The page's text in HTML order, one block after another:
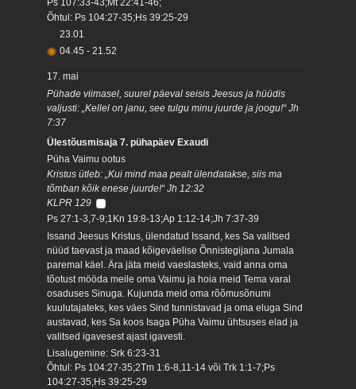
Ps 107:33-43;Mt 22:41-46;
Õhtul: Ps 104:27-35;Hs 39:25-29
23.01
04.45 - 21.52
17. mai
Pühade viimasel, suurel päeval seisis Jeesus ja hüüdis
valjusti: „Kellel on janu, see tulgu minu juurde ja joogu!“ Jh
7:37
Ülestõusmisaja 7. pühapäev Exaudi
Püha Vaimu ootus
Kristus ütleb: „Kui mind maa pealt ülendatakse, siis ma
tõmban kõik enese juurde!“ Jh 12:32
KLPR 129
Ps 27:1-3,7-9;1Kn 19:8-13;Ap 1:12-14;Jh 7:37-39
Issand Jeesus Kristus, ülendatud Issand, kes Sa valitsed
nüüd taevast ja maad kõigeväelise Õnnistegijana Jumala
paremal käel. Ära jäta meid vaeslasteks, vaid anna oma
tõotust mööda meile oma Vaimu ja hoia meid Tema varal
osaduses Sinuga. Kujunda meid oma rõõmusõnumi
kuulutajateks, kes väes Sind tunnistavad ja oma eluga Sind
austavad, kes Sa koos Isaga Püha Vaimu ühtsuses elad ja
valitsed igavesest ajast igavesti.
Lisalugemine: Srk 6:23-31
Õhtul: Ps 104:27-35;2Tm 1:6-8,11-14 või Trk 1:1-7;Ps
104:27-35;Hs 39:25-29